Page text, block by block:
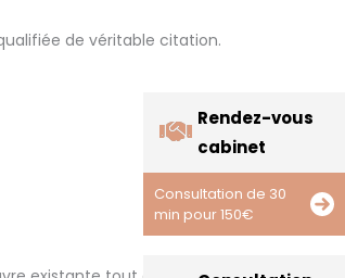
de véritable citation.
Rendez-vous
cabinet
Consultation de 30
min pour 150€